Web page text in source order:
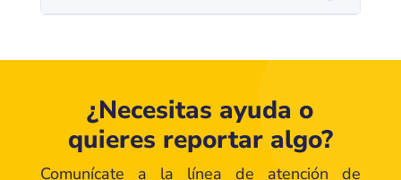
¿Necesitas ayuda o
quieres reportar algo?
Comunícate a la línea de atención de